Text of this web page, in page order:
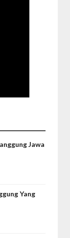
Jawa
Yang